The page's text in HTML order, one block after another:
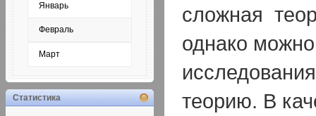
сложная
однако
теорию. В
Январь
Февраль
Март
Статистика